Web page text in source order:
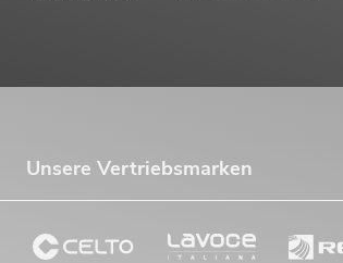
Unsere Vertriebsmarken